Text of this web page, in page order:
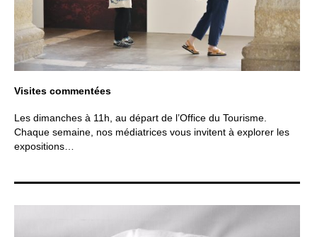
Visites commentées
Les dimanches à 11h, au départ de l’Office du Tourisme.
Chaque semaine, nos médiatrices vous invitent à explorer les
expositions…